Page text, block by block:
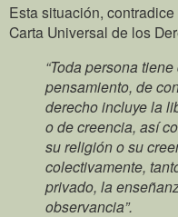
Esta situación,
Carta Universal de los
“Toda persona
pensamiento, de
derecho incluye la
o de creencia, así
su religión o su
colectivamente,
privado, la
observancia”.